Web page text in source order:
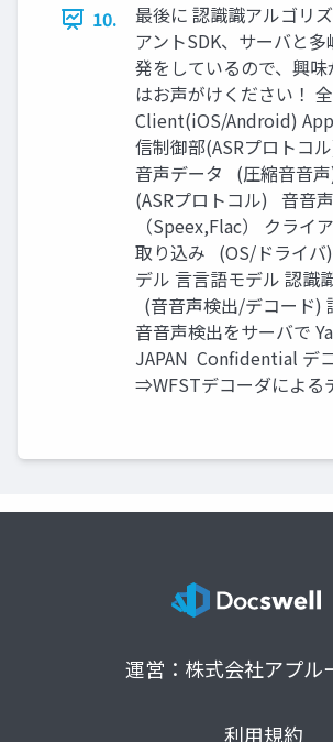
10.
最後に 認識識アルゴリ
アントSDK、サーバと
発をしているので、興
はお声がけください！
Client(iOS/Android)
信制御部(ASRプロトコ
音声データ (圧縮⾳音
(ASRプロトコル) ⾳音
（Speex,Flac） クライ
取り込み (OS/ドライ
デル ⾔言語モデル 認識
(⾳音声検出/デコード)
⾳音声検出をサーバで
JAPAN Confidential デ
⇒WFSTデコーダによる
運営：株式会社アプル
利用規約